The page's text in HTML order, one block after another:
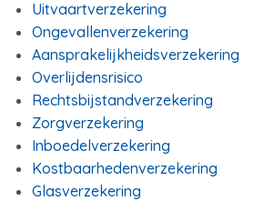
Uitvaartverzekering
Ongevallenverzekering
Aansprakelijkheidsverzekering
Overlijdensrisico
Rechtsbijstandverzekering
Zorgverzekering
Inboedelverzekering
Kostbaarhedenverzekering
Glasverzekering